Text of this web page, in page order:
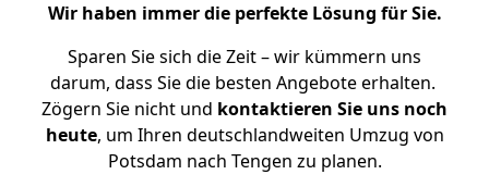
Wir haben immer die perfekte Lösung für Sie.
Sparen Sie sich die Zeit – wir kümmern uns
darum, dass Sie die besten Angebote erhalten.
Zögern Sie nicht und kontaktieren Sie uns noch
heute, um Ihren deutschlandweiten Umzug von
Potsdam nach Tengen zu planen.